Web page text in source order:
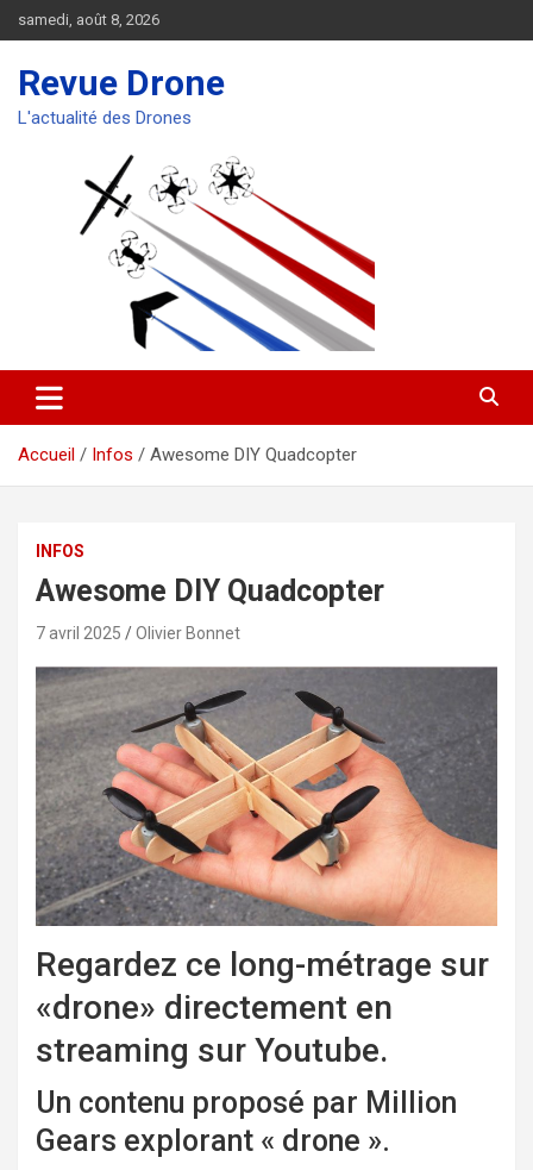
au
samedi, août 8, 2026
Revue Drone
L'actualité des Drones
Accueil Infos Awesome DIY Quadcopter
INFOS
Awesome DIY Quadcopter
7 avril 2025 Olivier Bonnet
Regardez ce long-métrage sur
«drone» directement en
streaming sur Youtube.
Un contenu proposé par Million
Gears explorant « drone ».